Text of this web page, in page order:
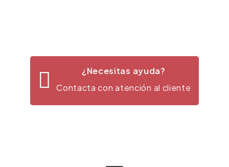
¿Necesitas ayuda?
Contacta con atención al cliente